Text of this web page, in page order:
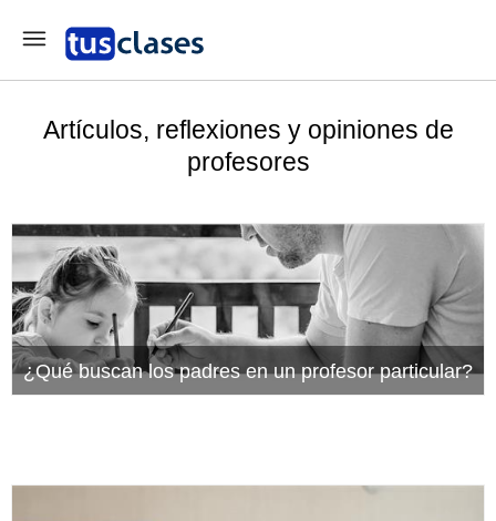
Artículos, reflexiones y opiniones de
profesores
¿Qué buscan los padres en un profesor particular?